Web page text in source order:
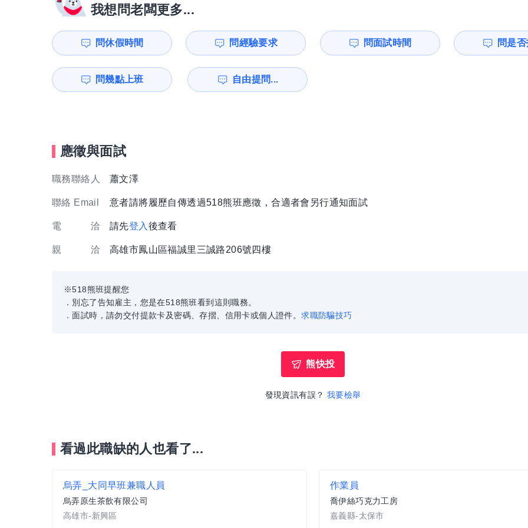
我想問老闆更多...
問休假時間 問經驗要求 問面試時間 問是
問幾點上班 自由提問...
應徵與面試
職務聯絡人 蕭文澤
聯絡 Email 意者請將履歷自傳透過518熊班應徵，合適者會另行通知面試
電 洽 請先登入 後查看
親 洽 高雄市鳳山區福誠里三誠路206號四樓
※518熊班提醒您
．別忘了告知雇主，您是在518熊班看到這則職務。
．面試時，請勿交付提款卡及密碼、存摺、信用卡或個人證件。求職防騙技巧
熊快投
發現資訊有誤？ 我要檢舉
看過此職缺的人也看了...
烏弄_大同早班兼職人員
烏弄原生茶飲有限公司
高雄市-新興區
作業員
喬伊絲巧克力工房
嘉義縣-太保市